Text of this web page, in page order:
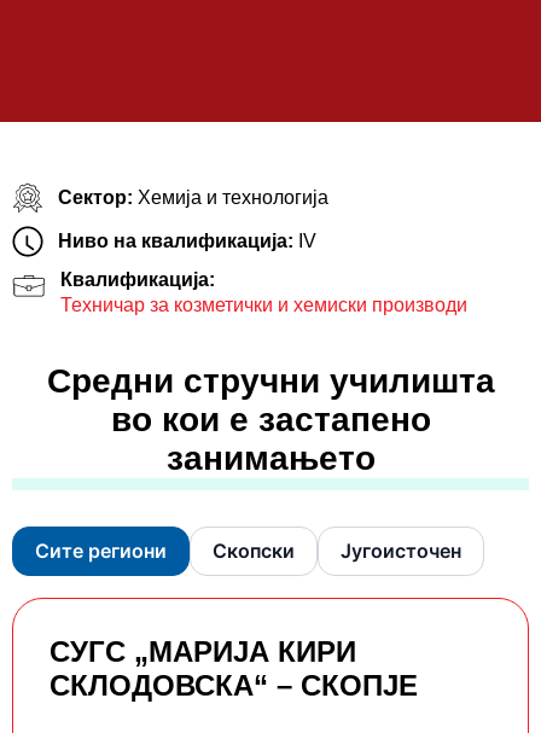
Сектор: Хемија и технологија
Ниво на квалификација: IV
Квалификација:
Техничар за козметички и хемиски производи
Средни стручни училишта
во кои е застапено
занимањето
Сите региони Скопски Југоисточен
СУГС „МАРИЈА КИРИ
СКЛОДОВСКА“ – СКОПЈЕ